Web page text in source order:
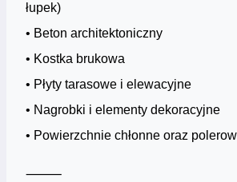
łupek)
• Beton architektoniczny
• Kostka brukowa
• Płyty tarasowe i elewacyjne
• Nagrobki i elementy dekoracyjne
• Powierzchnie chłonne oraz
⸻